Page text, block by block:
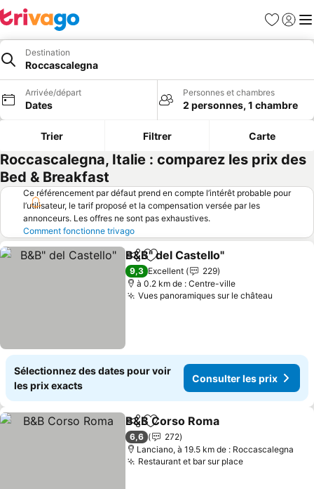
Favoris
Se
Destination
Roccascalegna
Arrivée/départ
Dates
Personnes et chambres
2 personnes, 1 chambre
Trier Filtrer Carte
Roccascalegna, Italie : comparez les prix des
Bed & Breakfast
Ce référencement par défaut prend en compte l’intérêt probable pour
l’utilisateur, le tarif proposé et la compensation versée par les
annonceurs. Les offres ne sont pas exhaustives.
Comment fonctionne trivago
PartagerAjouter à mes favoris
B&B" del Castello"
9,3 Excellent
229
à 0.2 km de : Centre-ville
Vues panoramiques sur le château
Sélectionnez des dates pour voir
les prix exacts
Consulter les prix
PartagerAjouter à mes favoris
B&B Corso Roma
6,6
272
Lanciano, à 19.5 km de : Roccascalegna
Restaurant et bar sur placeConsulter